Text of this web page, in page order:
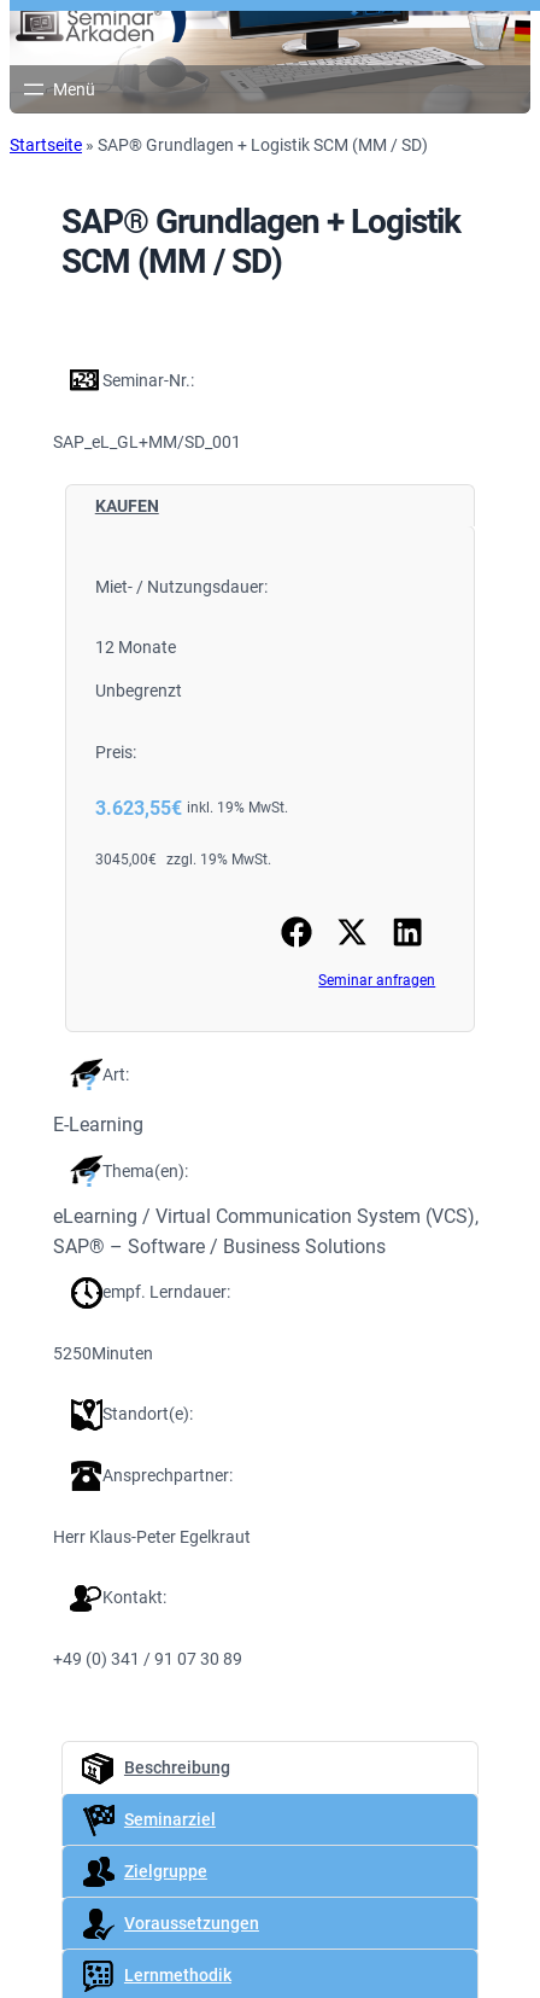
Startseite » SAP® Grundlagen + Logistik SCM (MM / SD)
SAP® Grundlagen + Logistik
SCM (MM / SD)
Seminar-Nr.:
SAP_eL_GL+MM/SD_001
KAUFEN
Miet- / Nutzungsdauer:
12 Monate
Unbegrenzt
Preis:
3.623,55€ inkl. 19% MwSt.
3045,00€ zzgl. 19% MwSt.
Seminar anfragen
Art:
E-Learning
Thema(en):
eLearning / Virtual Communication System (VCS),
SAP® – Software / Business Solutions
empf. Lerndauer:
5250Minuten
Standort(e):
Ansprechpartner:
Herr Klaus-Peter Egelkraut
Kontakt:
+49 (0) 341 / 91 07 30 89
Beschreibung
Seminarziel
Zielgruppe
Voraussetzungen
Lernmethodik